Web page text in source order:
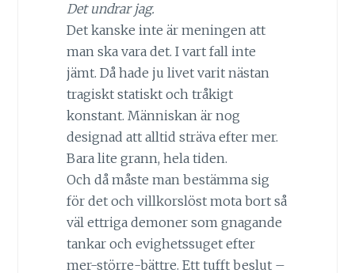
Det undrar jag.
Det kanske inte är meningen att
man ska vara det. I vart fall inte
jämt. Då hade ju livet varit nästan
tragiskt statiskt och tråkigt
konstant. Människan är nog
designad att alltid sträva efter mer.
Bara lite grann, hela tiden.
Och då måste man bestämma sig
för det och villkorslöst mota bort så
väl ettriga demoner som gnagande
tankar och evighetssuget efter
mer-större-bättre. Ett tufft beslut –